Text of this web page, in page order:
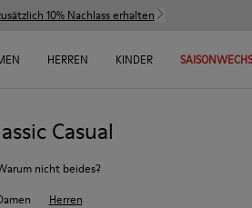
10% Nachlass erhalten
HERREN KINDER
Casual
nicht beides?
Herren